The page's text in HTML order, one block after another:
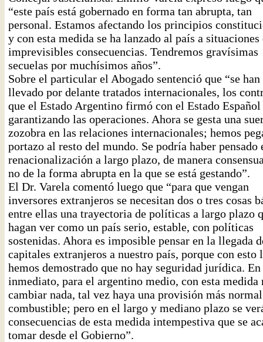
“este país está gobernado en forma tan abrupta, tan
personal. Estamos afectando los principios
y con esta medida se ha lanzado al país a situaciones
imprevisibles consecuencias. Tendremos gravísimas
secuelas por muchísimos años”.
Sobre el particular el Abogado sentenció que “se han
llevado por delante tratados internacionales, los
que el Estado Argentino firmó con el Estado Español
garantizando las operaciones. Ahora se gesta una
zozobra en las relaciones internacionales; hemos
portazo al resto del mundo. Se podría haber pensado
renacionalización a largo plazo, de manera
no de la forma abrupta en la que se está gestando”.
El Dr. Varela comentó luego que “para que vengan
inversores extranjeros se necesitan dos o tres cosas
entre ellas una trayectoria de políticas a largo plazo
hagan ver como un país serio, estable, con políticas
sostenidas. Ahora es imposible pensar en la llegada
capitales extranjeros a nuestro país, porque con esto
hemos demostrado que no hay seguridad jurídica.
inmediato, para el argentino medio, con esta medida
cambiar nada, tal vez haya una provisión más
combustible; pero en el largo y mediano plazo se
consecuencias de esta medida intempestiva que se
tomar desde el Gobierno”.